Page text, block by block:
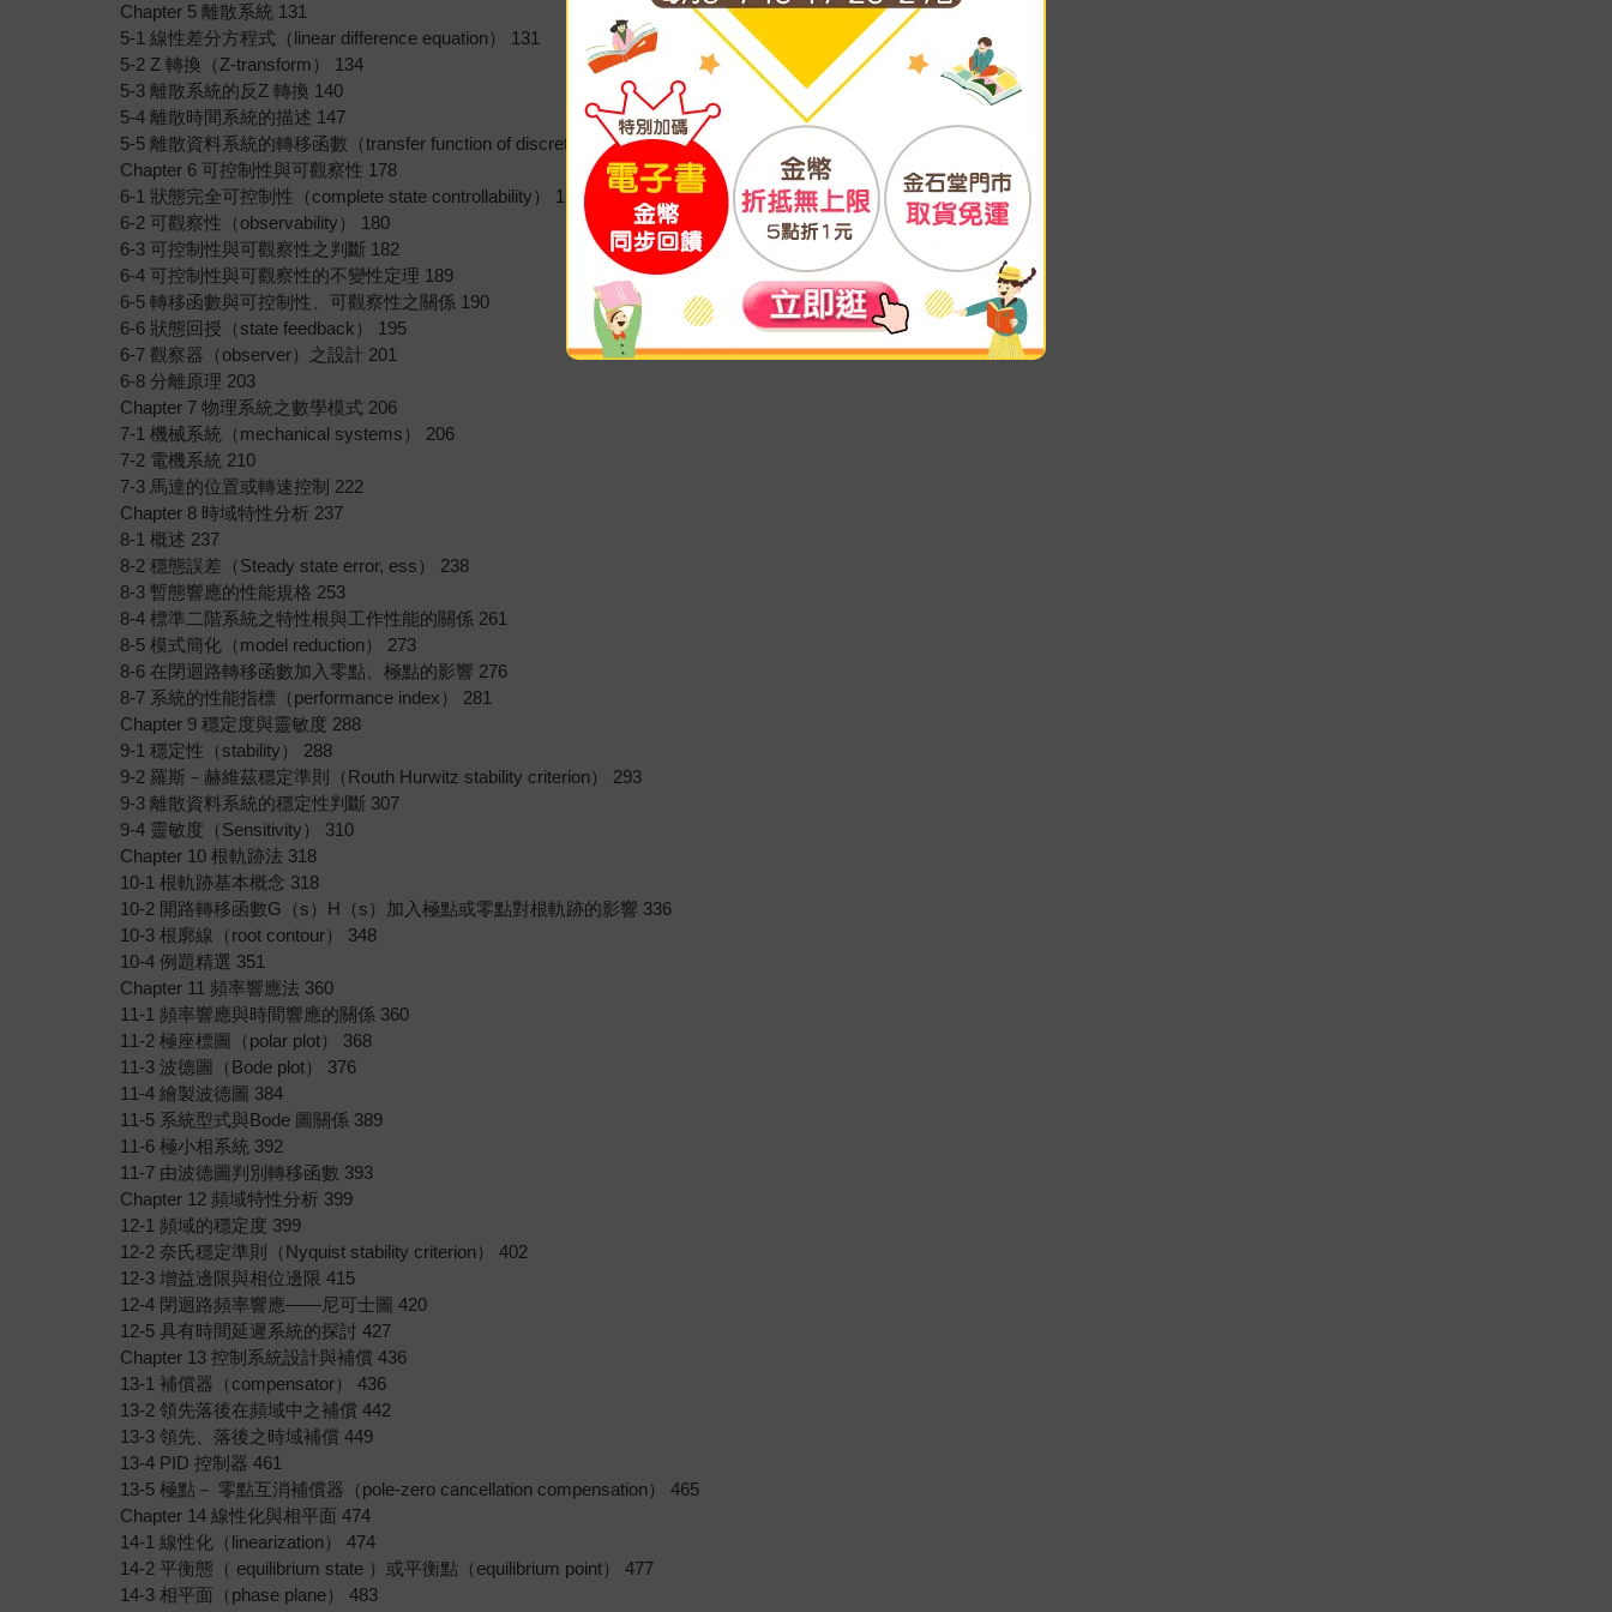
Chapter 5 離散系統 131
5-1 線性差分方程式（linear difference equation） 131
5-2 Z 轉換（Z-transform） 134
5-3 離散系統的反Z 轉換 140
5-4 離散時間系統的描述 147
5-5 離散資料系統的轉移函數（transfer function of discrete data system） 159
Chapter 6 可控制性與可觀察性 178
6-1 狀態完全可控制性（complete state controllability） 178
6-2 可觀察性（observability） 180
6-3 可控制性與可觀察性之判斷 182
6-4 可控制性與可觀察性的不變性定理 189
6-5 轉移函數與可控制性、可觀察性之關係 190
6-6 狀態回授（state feedback） 195
6-7 觀察器（observer）之設計 201
6-8 分離原理 203
Chapter 7 物理系統之數學模式 206
7-1 機械系統（mechanical systems） 206
7-2 電機系統 210
7-3 馬達的位置或轉速控制 222
Chapter 8 時域特性分析 237
8-1 概述 237
8-2 穩態誤差（Steady state error, ess） 238
8-3 暫態響應的性能規格 253
8-4 標準二階系統之特性根與工作性能的關係 261
8-5 模式簡化（model reduction） 273
8-6 在閉迴路轉移函數加入零點、極點的影響 276
8-7 系統的性能指標（performance index） 281
Chapter 9 穩定度與靈敏度 288
9-1 穩定性（stability） 288
9-2 羅斯－赫維茲穩定準則（Routh Hurwitz stability criterion） 293
9-3 離散資料系統的穩定性判斷 307
9-4 靈敏度（Sensitivity） 310
Chapter 10 根軌跡法 318
10-1 根軌跡基本概念 318
10-2 開路轉移函數G（s）H（s）加入極點或零點對根軌跡的影響 336
10-3 根廓線（root contour） 348
10-4 例題精選 351
Chapter 11 頻率響應法 360
11-1 頻率響應與時間響應的關係 360
11-2 極座標圖（polar plot） 368
11-3 波德圖（Bode plot） 376
11-4 繪製波德圖 384
11-5 系統型式與Bode 圖關係 389
11-6 極小相系統 392
11-7 由波德圖判別轉移函數 393
Chapter 12 頻域特性分析 399
12-1 頻域的穩定度 399
12-2 奈氏穩定準則（Nyquist stability criterion） 402
12-3 增益邊限與相位邊限 415
12-4 閉迴路頻率響應――尼可士圖 420
12-5 具有時間延遲系統的探討 427
Chapter 13 控制系統設計與補償 436
13-1 補償器（compensator） 436
13-2 領先落後在頻域中之補償 442
13-3 領先、落後之時域補償 449
13-4 PID 控制器 461
13-5 極點－ 零點互消補償器（pole-zero cancellation compensation） 465
Chapter 14 線性化與相平面 474
14-1 線性化（linearization） 474
14-2 平衡態（ equilibrium state ）或平衡點（equilibrium point） 477
14-3 相平面（phase plane） 483